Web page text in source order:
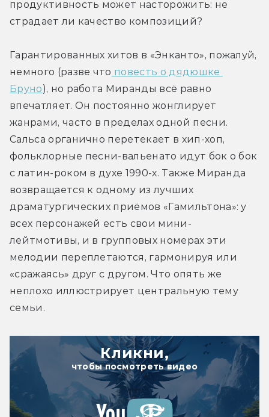
продуктивность может насторожить: не
страдает ли качество композиций?
Гарантированных хитов в «Энканто», пожалуй,
немного (разве что повесть о дядюшке
Бруно), но работа Миранды всё равно
впечатляет. Он постоянно жонглирует
жанрами, часто в пределах одной песни.
Сальса органично перетекает в хип-хоп,
фольклорные песни-вальенато идут бок о бок
с латин-роком в духе 1990-х. Также Миранда
возвращается к одному из лучших
драматургических приёмов «Гамильтона»: у
всех персонажей есть свои мини-
лейтмотивы, и в групповых номерах эти
мелодии переплетаются, гармонируя или
«сражаясь» друг с другом. Что опять же
неплохо иллюстрирует центральную тему
семьи.
Кликни,
чтобы посмотреть видео